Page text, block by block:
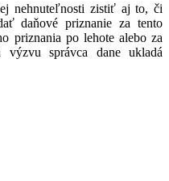
nehnuteľnosti zistiť aj to, či
daňové priznanie za tento
priznania po lehote alebo za
výzvu správca dane ukladá